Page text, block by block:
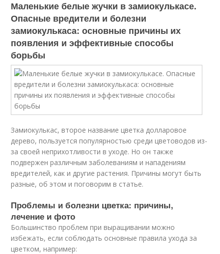
Маленькие белые жучки в замиокулькасе.
Опасные вредители и болезни
замиокулькаса: основные причины их
появления и эффективные способы
борьбы
Замиокулькас, второе название цветка долларовое
дерево, пользуется популярностью среди цветоводов из-
за своей неприхотливости в уходе. Но он также
подвержен различным заболеваниям и нападениям
вредителей, как и другие растения. Причины могут быть
разные, об этом и поговорим в статье.
Проблемы и болезни цветка: причины,
лечение и фото
Большинство проблем при выращивании можно
избежать, если соблюдать основные правила ухода за
цветком, например: